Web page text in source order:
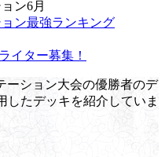
ン6月
ン最強ランキング
イター募集！
ーション大会の優勝者のデ
したデッキを紹介していま